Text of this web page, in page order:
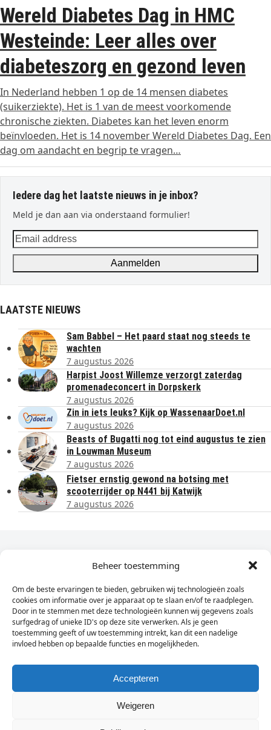
Beheer toestemming
Om de beste ervaringen te bieden, gebruiken wij technologieën zoals
cookies om informatie over je apparaat op te slaan en/of te raadplegen.
Door in te stemmen met deze technologieën kunnen wij gegevens zoals
surfgedrag of unieke ID's op deze site verwerken. Als je geen
toestemming geeft of uw toestemming intrekt, kan dit een nadelige
invloed hebben op bepaalde functies en mogelijkheden.
Accepteren
Weigeren
Wereld Diabetes Dag in HMC
Westeinde: Leer alles over
diabeteszorg en gezond leven
In Nederland hebben 1 op de 14 mensen diabetes
(suikerziekte). Het is 1 van de meest voorkomende
chronische ziekten. Diabetes kan het leven enorm
beïnvloeden. Het is 14 november Wereld Diabetes Dag. Een
dag om aandacht en begrip te vragen…
Iedere dag het laatste nieuws in je inbox?
Meld je dan aan via onderstaand formulier!
Email
address
Aanmelden
LAATSTE NIEUWS
Sam Babbel – Het paard staat nog steeds te
wachten
7 augustus 2026
Harpist Joost Willemze verzorgt zaterdag
promenadeconcert in Dorpskerk
7 augustus 2026
Zin in iets leuks? Kijk op WassenaarDoet.nl
7 augustus 2026
Beasts of Bugatti nog tot eind augustus te zien
in Louwman Museum
7 augustus 2026
Fietser ernstig gewond na botsing met
scooterrijder op N441 bij Katwijk
7 augustus 2026
Dagelijks het laatste nieuws in je e-mail?
Vul
hier
je
e-
mailadres
in
Sign Up